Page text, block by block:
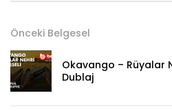
Önceki Belgesel
Okavango – Rüyalar
Dublaj